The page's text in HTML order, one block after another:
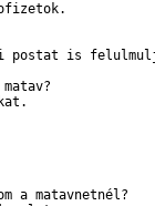
postat is
a matavnetnél?